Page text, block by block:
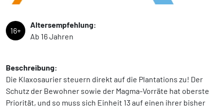
16+
Altersempfehlung:
Ab 16 Jahren
Beschreibung:
Die Klaxosaurier steuern direkt auf die Plantations zu! Der
Schutz der Bewohner sowie der Magma-Vorräte hat oberste
Priorität, und so muss sich Einheit 13 auf einen ihrer bisher